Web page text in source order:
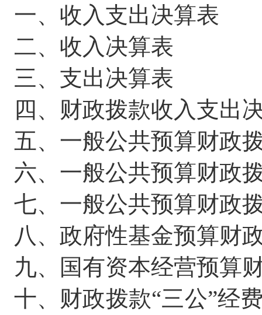
一、收入支出决算表
二、收入决算表
三、支出决算表
四、财政拨款收入支出
五、一般公共预算财政
六、一般公共预算财政
七、一般公共预算财政
八、政府性基金预算财
九、国有资本经营预算
十、财政拨款“三公”经